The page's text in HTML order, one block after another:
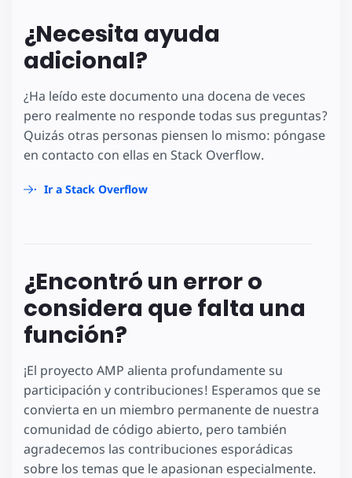
¿Necesita ayuda
adicional?
¿Ha leído este documento una docena de veces
pero realmente no responde todas sus preguntas?
Quizás otras personas piensen lo mismo: póngase
en contacto con ellas en Stack Overflow.
Ir a Stack Overflow
¿Encontró un error o
considera que falta una
función?
¡El proyecto AMP alienta profundamente su
participación y contribuciones! Esperamos que se
convierta en un miembro permanente de nuestra
comunidad de código abierto, pero también
agradecemos las contribuciones esporádicas
sobre los temas que le apasionan especialmente.